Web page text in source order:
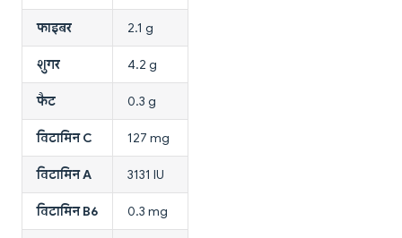
फाइबर 2.1 g
शुगर 4.2 g
फैट 0.3 g
विटामिन C 127 mg
विटामिन A 3131 IU
विटामिन B6 0.3 mg